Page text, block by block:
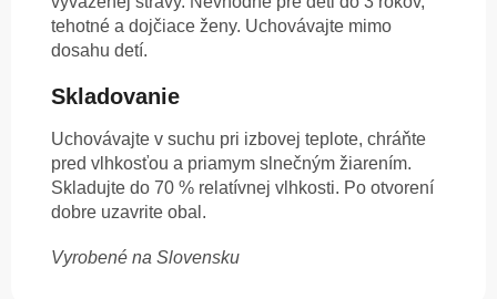
tehotné a dojčiace ženy. Uchovávajte mimo
dosahu detí.
Skladovanie
Uchovávajte v suchu pri izbovej teplote, chráňte
pred vlhkosťou a priamym slnečným žiarením.
Skladujte do 70 % relatívnej vlhkosti. Po otvorení
dobre uzavrite obal.
Vyrobené na Slovensku